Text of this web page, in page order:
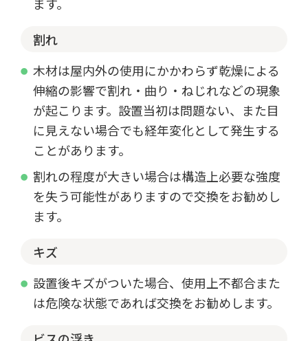
ます。
割れ
木材は屋内外の使用にかかわらず乾燥による
伸縮の影響で割れ・曲り・ねじれなどの現象
が起こります。設置当初は問題ない、また目
に見えない場合でも経年変化として発生する
ことがあります。
割れの程度が大きい場合は構造上必要な強度
を失う可能性がありますので交換をお勧めし
ます。
キズ
設置後キズがついた場合、使用上不都合また
は危険な状態であれば交換をお勧めします。